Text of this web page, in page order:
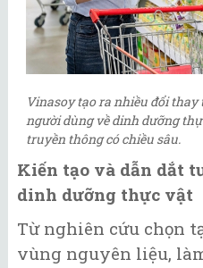
Vinasoy tạo ra nhiều đổi
người dùng về dinh dưỡng
truyền thông có chiều sâu.
Kiến tạo và dẫn dắt
dinh dưỡng thực vật
Từ nghiên cứu chọn
vùng nguyên liệu,